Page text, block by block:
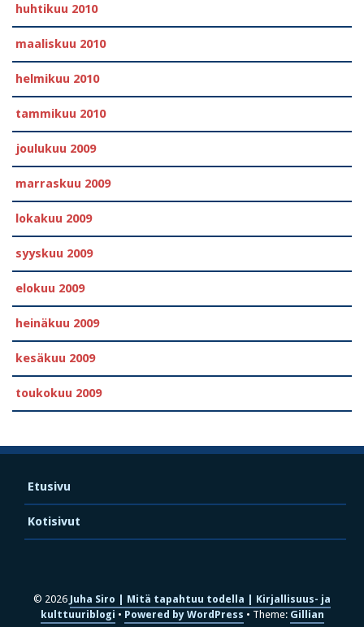
huhtikuu 2010
maaliskuu 2010
helmikuu 2010
tammikuu 2010
joulukuu 2009
marraskuu 2009
lokakuu 2009
syyskuu 2009
elokuu 2009
heinäkuu 2009
kesäkuu 2009
toukokuu 2009
Etusivu
Kotisivut
© 2026 Juha Siro | Mitä tapahtuu todella | Kirjallisuus- ja
kulttuuriblogi
Powered by WordPress Theme: Gillian